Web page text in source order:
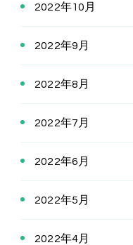
2022年10月
2022年9月
2022年8月
2022年7月
2022年6月
2022年5月
2022年4月